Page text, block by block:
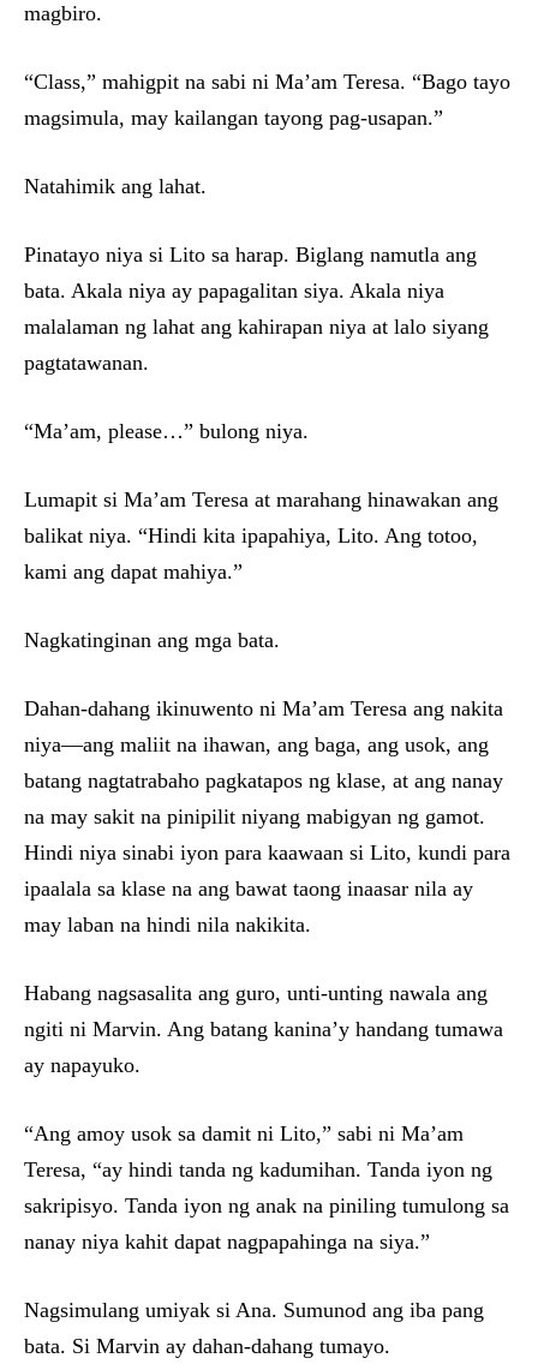
magbiro.
“Class,” mahigpit na sabi ni Ma’am Teresa. “Bago tayo
magsimula, may kailangan tayong pag-usapan.”
Natahimik ang lahat.
Pinatayo niya si Lito sa harap. Biglang namutla ang
bata. Akala niya ay papagalitan siya. Akala niya
malalaman ng lahat ang kahirapan niya at lalo siyang
pagtatawanan.
“Ma’am, please…” bulong niya.
Lumapit si Ma’am Teresa at marahang hinawakan ang
balikat niya. “Hindi kita ipapahiya, Lito. Ang totoo,
kami ang dapat mahiya.”
Nagkatinginan ang mga bata.
Dahan-dahang ikinuwento ni Ma’am Teresa ang nakita
niya—ang maliit na ihawan, ang baga, ang usok, ang
batang nagtatrabaho pagkatapos ng klase, at ang nanay
na may sakit na pinipilit niyang mabigyan ng gamot.
Hindi niya sinabi iyon para kaawaan si Lito, kundi para
ipaalala sa klase na ang bawat taong inaasar nila ay
may laban na hindi nila nakikita.
Habang nagsasalita ang guro, unti-unting nawala ang
ngiti ni Marvin. Ang batang kanina’y handang tumawa
ay napayuko.
“Ang amoy usok sa damit ni Lito,” sabi ni Ma’am
Teresa, “ay hindi tanda ng kadumihan. Tanda iyon ng
sakripisyo. Tanda iyon ng anak na piniling tumulong sa
nanay niya kahit dapat nagpapahinga na siya.”
Nagsimulang umiyak si Ana. Sumunod ang iba pang
bata. Si Marvin ay dahan-dahang tumayo.